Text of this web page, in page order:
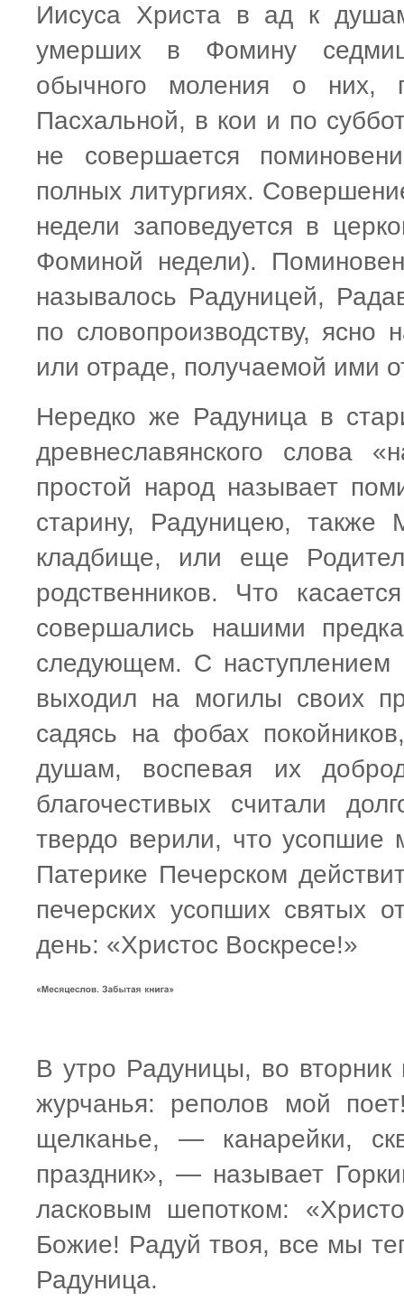
Иисуса Христа в ад к
умерших в Фомину
обычного моления о них,
Пасхальной, в кои и по
не совершается
полных литургиях.
недели заповедуется в
Фоминой недели).
называлось Радуницей,
по словопроизводству,
или отраде, получаемой ими
Нередко же Радуница в
древнеславянского слова
простой народ называет
старину, Радуницею, также
кладбище, или еще
родственников. Что
совершались нашими
следующем. С
выходил на могилы своих
садясь на фобах
душам, воспевая их
благочестивых считали
твердо верили, что усопшие
Патерике Печерском
печерских усопших святых
день: «Христос Воскресе!»
В утро Радуницы, во
журчанья: реполов мой
щелканье, — канарейки,
праздник», — называет
ласковым шепотком:
Божие! Радуй твоя, все мы
Радуница.